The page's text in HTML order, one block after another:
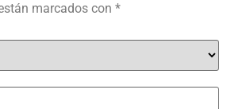
marcados con *